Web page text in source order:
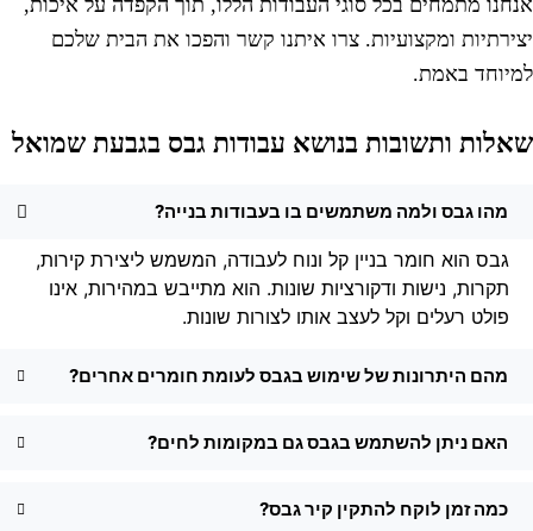
מתמחים בכל סוגי העבודות הללו, תוך הקפדה על איכות,
ומקצועיות. צרו איתנו קשר והפכו את הבית שלכם
באמת.
ותשובות בנושא עבודות גבס בגבעת שמואל
מהו גבס ולמה משתמשים בו בעבודות בנייה?
גבס הוא חומר בניין קל ונוח לעבודה, המשמש ליצירת קירות,
תקרות, נישות ודקורציות שונות. הוא מתייבש במהירות, אינו
פולט רעלים וקל לעצב אותו לצורות שונות.
מהם היתרונות של שימוש בגבס לעומת חומרים אחרים?
האם ניתן להשתמש בגבס גם במקומות לחים?
כמה זמן לוקח להתקין קיר גבס?